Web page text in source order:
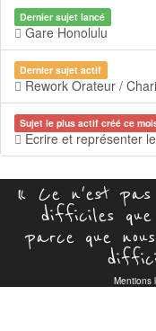
Dernier sujet lancé
Gare Honolulu
Dernier sujet actif
Rework Orateur /
Sujet le plus actif créé ce
Ecrire et représenter
« Ce n'est pas
difficiles que
parce que
Mentions